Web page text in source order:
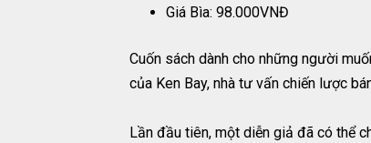
Giá Bìa: 98.000VNĐ
Cuốn sách dành cho những người
của Ken Bay, nhà tư vấn chiến lược
Lần đầu tiên, một diễn giả đã có thể